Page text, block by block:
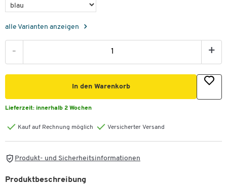
alle Varianten anzeigen
- +
In den Warenkorb
Lieferzeit: innerhalb 2 Wochen
Kauf auf Rechnung möglich Versicherter Versand
Produkt- und Sicherheitsinformationen
Produktbeschreibung